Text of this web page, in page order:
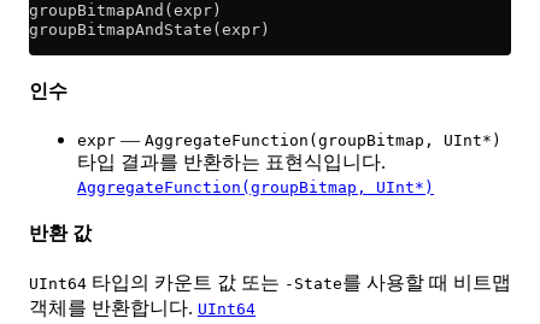
groupBitmapAnd(expr)
groupBitmapAndState(expr)
인수
expr — AggregateFunction(groupBitmap, UInt*)
타입 결과를 반환하는 표현식입니다.
AggregateFunction(groupBitmap, UInt*)
반환 값
UInt64 타입의 카운트 값 또는 -State를 사용할 때 비트맵
객체를 반환합니다. UInt64